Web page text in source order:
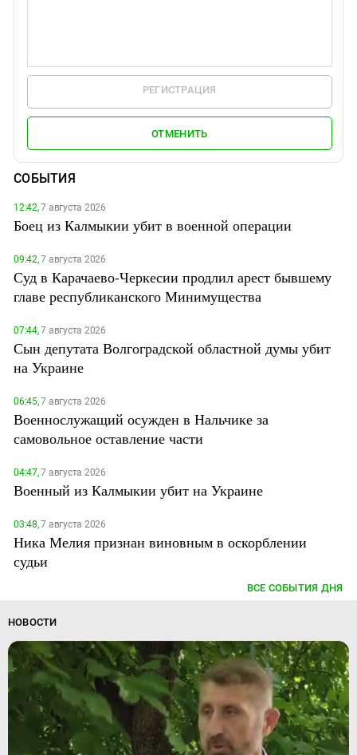
РЕГИСТРАЦИЯ
ОТМЕНИТЬ
СОБЫТИЯ
12:42,7 августа 2026
Боец из Калмыкии убит в военной операции
09:42,7 августа 2026
Суд в Карачаево-Черкесии продлил арест бывшему
главе республиканского Минимущества
07:44,7 августа 2026
Сын депутата Волгоградской областной думы убит
на Украине
06:45,7 августа 2026
Военнослужащий осужден в Нальчике за
самовольное оставление части
04:47,7 августа 2026
Военный из Калмыкии убит на Украине
03:48,7 августа 2026
Ника Мелия признан виновным в оскорблении
судьи
ВСЕ СОБЫТИЯ ДНЯ
НОВОСТИ